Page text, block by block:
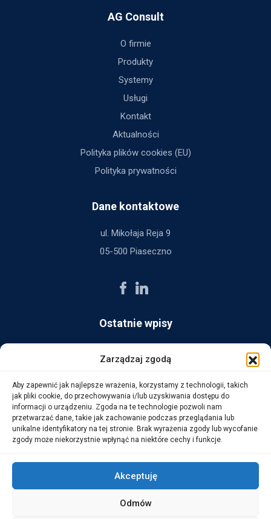
Zarządzaj zgodą
Aby zapewnić jak najlepsze wrażenia, korzystamy z technologii, takich
jak pliki cookie, do przechowywania i/lub uzyskiwania dostępu do
informacji o urządzeniu. Zgoda na te technologie pozwoli nam
przetwarzać dane, takie jak zachowanie podczas przeglądania lub
unikalne identyfikatory na tej stronie. Brak wyrażenia zgody lub wycofanie
zgody może niekorzystnie wpłynąć na niektóre cechy i funkcje.
Akceptuję
Odmów
AG Consult
O firmie
Produkty
Systemy
Usługi
Kontakt
Aktualności
Polityka plików cookies (EU)
Polityka prywatności
Dane kontaktowe
ul. Mikołaja Reja 9
05-500 Piaseczno
Ostatnie wpisy
Micro
14 października, 2025
WarehouseLAB: LOGISTYKA 4.0 – Automatyzacja i
Optymalizacja Procesów Logistycznych